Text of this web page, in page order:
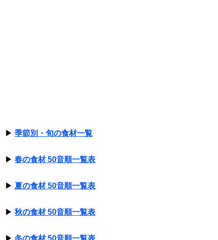
▶ 季節別・旬の食材一覧
▶ 春の食材 50音順一覧表
▶ 夏の食材 50音順一覧表
▶ 秋の食材 50音順一覧表
▶ 冬の食材 50音順一覧表